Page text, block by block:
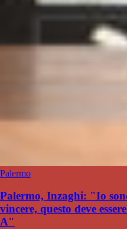
Palermo
Palermo, Inzaghi: "Io
vincere, questo deve
A"